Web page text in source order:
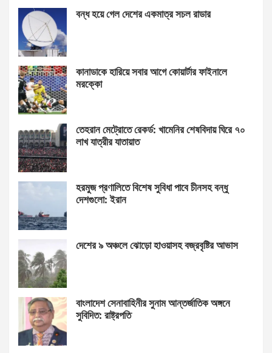
বন্ধ হয়ে গেল দেশের একমাত্র সচল রাডার
কানাডাকে হারিয়ে সবার আগে কোয়ার্টার ফাইনালে
মরক্কো
তেহরান মেট্রোতে রেকর্ড: খামেনির শেষবিদায় ঘিরে ৭০
লাখ যাত্রীর যাতায়াত
হরমুজ প্রণালিতে বিশেষ সুবিধা পাবে চীনসহ বন্ধু
দেশগুলো: ইরান
দেশের ৯ অঞ্চলে ঝোড়ো হাওয়াসহ বজ্রবৃষ্টির আভাস
বাংলাদেশ সেনাবাহিনীর সুনাম আন্তর্জাতিক অঙ্গনে
সুবিদিত: রাষ্ট্রপতি